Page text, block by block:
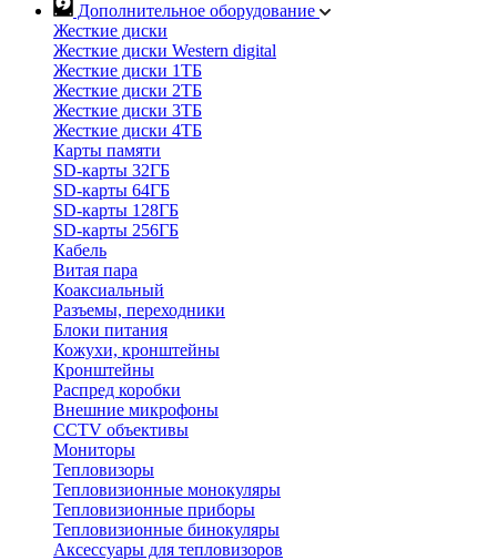
Дополнительное оборудование
Жесткие диски
Жесткие диски Western digital
Жесткие диски 1ТБ
Жесткие диски 2ТБ
Жесткие диски 3ТБ
Жесткие диски 4ТБ
Карты памяти
SD-карты 32ГБ
SD-карты 64ГБ
SD-карты 128ГБ
SD-карты 256ГБ
Кабель
Витая пара
Коаксиальный
Разъемы, переходники
Блоки питания
Кожухи, кронштейны
Кронштейны
Распред коробки
Внешние микрофоны
CCTV объективы
Мониторы
Тепловизоры
Тепловизионные монокуляры
Тепловизионные приборы
Тепловизионные бинокуляры
Аксессуары для тепловизоров